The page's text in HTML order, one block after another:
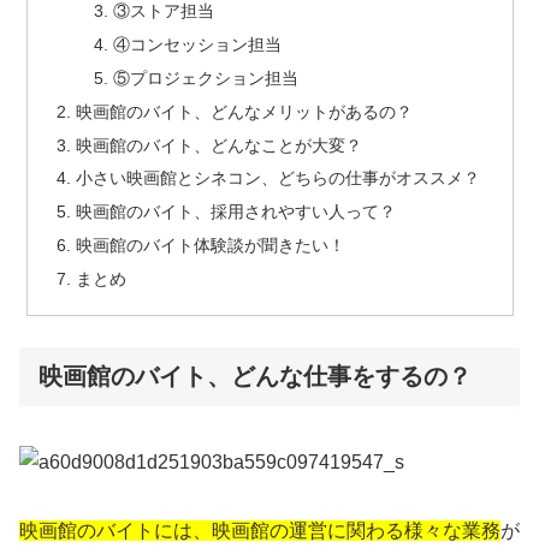
③ストア担当
④コンセッション担当
⑤プロジェクション担当
映画館のバイト、どんなメリットがあるの？
映画館のバイト、どんなことが大変？
小さい映画館とシネコン、どちらの仕事がオススメ？
映画館のバイト、採用されやすい人って？
映画館のバイト体験談が聞きたい！
まとめ
映画館のバイト、どんな仕事をするの？
映画館のバイトには、映画館の運営に関わる様々な業務が